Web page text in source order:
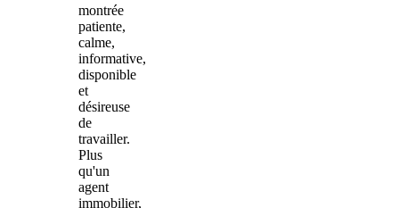
montrée
patiente,
calme,
informative,
disponible
et
désireuse
de
travailler.
Plus
qu'un
agent
immobilier,